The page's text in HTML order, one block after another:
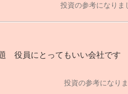
投資の参考になりま
役員にとってもいい会社です
投資の参考になり